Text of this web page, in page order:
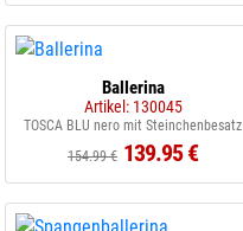
Ballerina
Artikel: 130045
TOSCA BLU nero mit Steinchenbesatz
154.99 € 139.95 €